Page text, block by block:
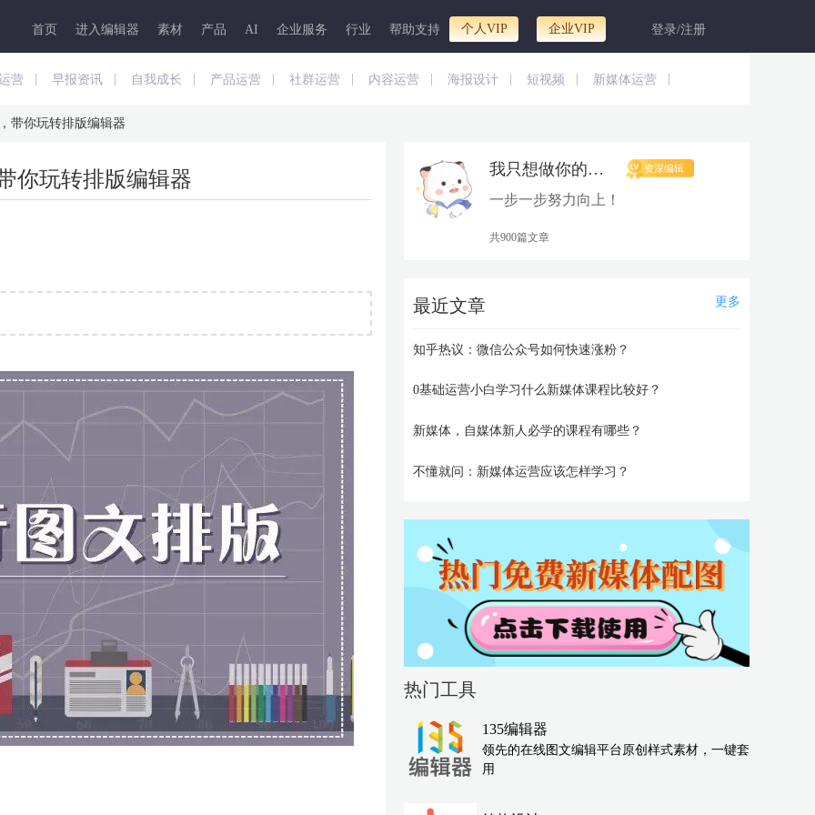
首页 进入编辑器 素材 产品 AI 企业服务 行业 帮助支持 个人VIP 企业VIP 登录/注册
营 早报资讯 自我成长 产品运营 社群运营 内容运营 海报设计 短视频 新媒体运营
带你玩转排版编辑器
你玩转排版编辑器 我只想做你的太阳 资深编辑
一步一步努力向上！
共900篇文章
最近文章 更多
知乎热议：微信公众号如何快速涨粉？
0基础运营小白学习什么新媒体课程比较好？
新媒体，自媒体新人必学的课程有哪些？
不懂就问：新媒体运营应该怎样学习？
热门工具
135编辑器
领先的在线图文编辑平台原创样式素材，一键套
用